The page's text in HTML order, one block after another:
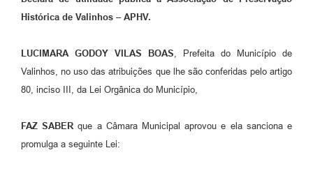
Projetos
Histórica de Valinhos – APHV.
LUCIMARA GODOY VILAS BOAS, Prefeita do Município de
Valinhos, no uso das atribuições que lhe são conferidas pelo artigo
80, inciso III, da Lei Orgânica do Município,
FAZ SABERque a Câmara Municipal aprovou e ela sanciona e
promulga a seguinte Lei: